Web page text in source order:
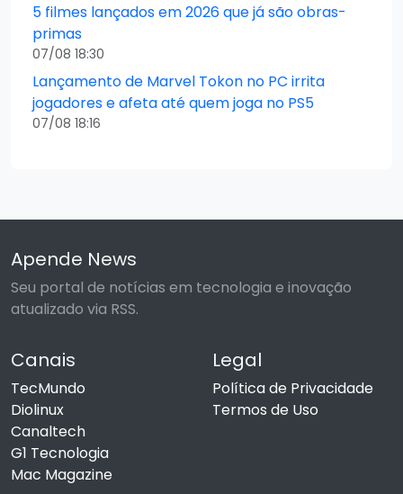
5 filmes lançados em 2026 que já são obras-
primas
07/08 18:30
Lançamento de Marvel Tokon no PC irrita
jogadores e afeta até quem joga no PS5
07/08 18:16
Apende News
Seu portal de notícias em tecnologia e inovação
atualizado via RSS.
Canais
TecMundo
Diolinux
Canaltech
G1 Tecnologia
Mac Magazine
Legal
Política de Privacidade
Termos de Uso